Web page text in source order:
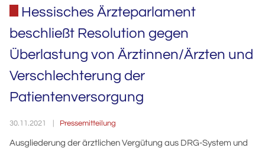
Hessisches Ärzteparlament
beschließt Resolution gegen
Überlastung von Ärztinnen/Ärzten und
Verschlechterung der
Patientenversorgung
30.11.2021 Pressemitteilung
Ausgliederung der ärztlichen Vergütung aus DRG-System und